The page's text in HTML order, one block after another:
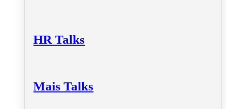
HR Talks
Mais Talks